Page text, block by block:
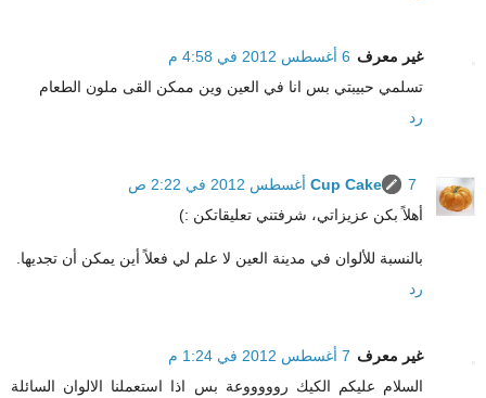
غير معرف 6 أغسطس 2012 في 4:58 م
تسلمي حبيبتي بس انا في العين وين ممكن القى ملون الطعام
رد
Cup Cake
7 أغسطس 2012 في 2:22 ص
أهلاً بكن عزيزاتي، شرفتني تعليقاتكن :)
بالنسبة للألوان في مدينة العين لا علم لي فعلاً أين يمكن أن تجديها.
رد
غير معرف 7 أغسطس 2012 في 1:24 م
السلام عليكم الكيك روووووعة بس اذا استعملنا الالوان السائلة